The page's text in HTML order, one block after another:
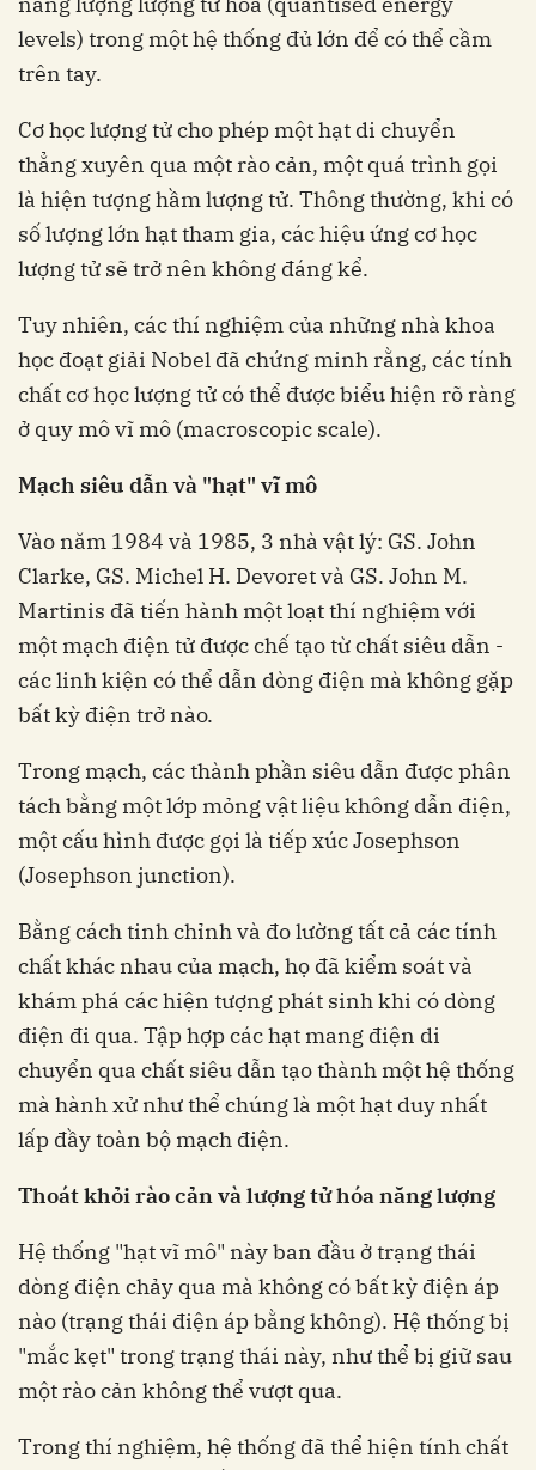
levels) trong một hệ thống đủ lớn để có thể cầm
trên tay.
Cơ học lượng tử cho phép một hạt di chuyển
thẳng xuyên qua một rào cản, một quá trình gọi
là hiện tượng hầm lượng tử. Thông thường, khi có
số lượng lớn hạt tham gia, các hiệu ứng cơ học
lượng tử sẽ trở nên không đáng kể.
Tuy nhiên, các thí nghiệm của những nhà khoa
học đoạt giải Nobel đã chứng minh rằng, các tính
chất cơ học lượng tử có thể được biểu hiện rõ ràng
ở quy mô vĩ mô (macroscopic scale).
Mạch siêu dẫn và "hạt" vĩ mô
Vào năm 1984 và 1985, 3 nhà vật lý: GS. John
Clarke, GS. Michel H. Devoret và GS. John M.
Martinis đã tiến hành một loạt thí nghiệm với
một mạch điện tử được chế tạo từ chất siêu dẫn -
các linh kiện có thể dẫn dòng điện mà không gặp
bất kỳ điện trở nào.
Trong mạch, các thành phần siêu dẫn được phân
tách bằng một lớp mỏng vật liệu không dẫn điện,
một cấu hình được gọi là tiếp xúc Josephson
(Josephson junction).
Bằng cách tinh chỉnh và đo lường tất cả các tính
chất khác nhau của mạch, họ đã kiểm soát và
khám phá các hiện tượng phát sinh khi có dòng
điện đi qua. Tập hợp các hạt mang điện di
chuyển qua chất siêu dẫn tạo thành một hệ thống
mà hành xử như thể chúng là một hạt duy nhất
lấp đầy toàn bộ mạch điện.
Thoát khỏi rào cản và lượng tử hóa năng lượng
Hệ thống "hạt vĩ mô" này ban đầu ở trạng thái
dòng điện chảy qua mà không có bất kỳ điện áp
nào (trạng thái điện áp bằng không). Hệ thống bị
"mắc kẹt" trong trạng thái này, như thể bị giữ sau
một rào cản không thể vượt qua.
Trong thí nghiệm, hệ thống đã thể hiện tính chất